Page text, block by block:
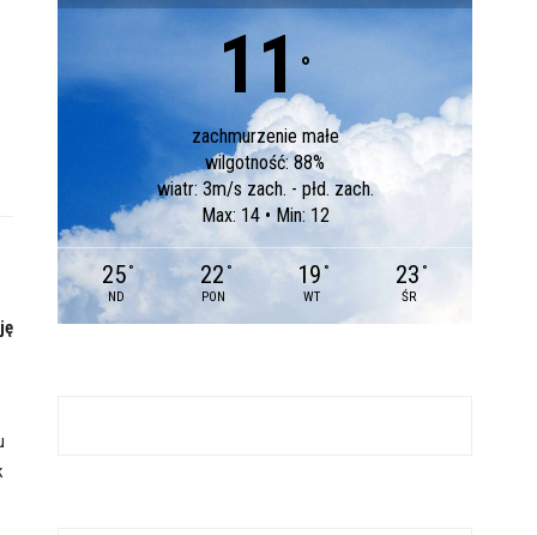
11 °
zachmurzenie małe
wilgotność: 88%
wiatr: 3m/s zach. - płd. zach.
Max: 14 • Min: 12
25 °
ND
22 °
PON
19 °
WT
23 °
ŚR